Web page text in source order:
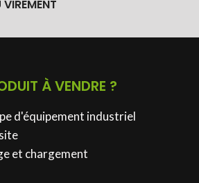
VIREMENT
À VENDRE ?
d'équipement industriel
et chargement